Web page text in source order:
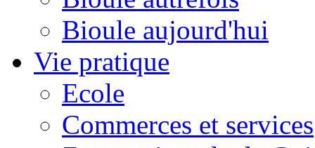
Bioule aujourd'hui
Vie pratique
Ecole
Commerces et services